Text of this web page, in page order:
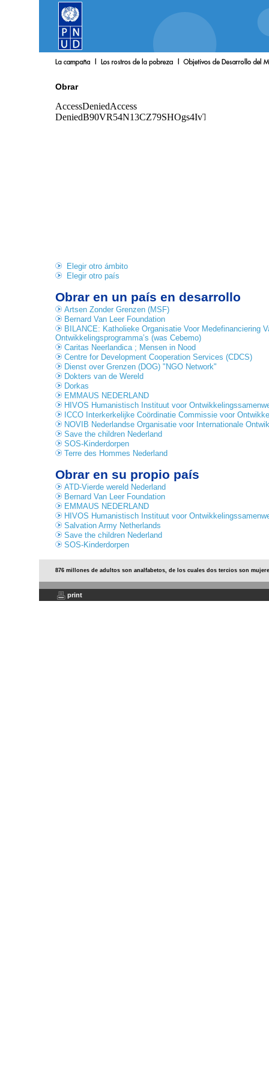
Obrar
Elegir otro ámbito
Elegir otro país
Obrar en un país en desarrollo
Artsen Zonder Grenzen (MSF)
Bernard Van Leer Foundation
BILANCE: Katholieke Organisatie Voor Medefinanciering
Ontwikkelingsprogramma’s (was Cebemo)
Caritas Neerlandica ; Mensen in Nood
Centre for Development Cooperation Services (CDCS)
Dienst over Grenzen (DOG) "NGO Network"
Dokters van de Wereld
Dorkas
EMMAUS NEDERLAND
HIVOS Humanistisch Instituut voor
ICCO Interkerkelijke Coördinatie Commissie voor
NOVIB Nederlandse Organisatie voor Internationale
Save the children Nederland
SOS-Kinderdorpen
Terre des Hommes Nederland
Obrar en su propio país
ATD-Vierde wereld Nederland
Bernard Van Leer Foundation
EMMAUS NEDERLAND
HIVOS Humanistisch Instituut voor
Salvation Army Netherlands
Save the children Nederland
SOS-Kinderdorpen
876 millones de adultos son analfabetos, de los cuales dos tercios son
print